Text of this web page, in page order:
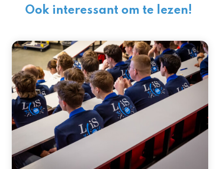
Ook interessant om te lezen!